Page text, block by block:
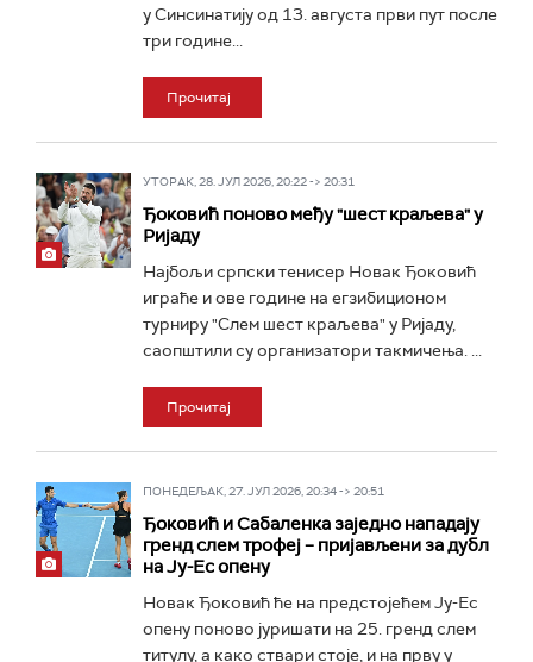
у Синсинатију од 13. августа први пут после
три године...
Прочитај
УТОРАК, 28. ЈУЛ 2026, 20:22 -> 20:31
Ђоковић поново међу "шест краљева" у
Ријаду
Најбољи српски тенисер Новак Ђоковић
играће и ове године на егзибиционом
турниру "Слем шест краљева" у Ријаду,
саопштили су организатори такмичења. ...
Прочитај
ПОНЕДЕЉАК, 27. ЈУЛ 2026, 20:34 -> 20:51
Ђоковић и Сабаленка заједно нападају
гренд слем трофеј – пријављени за дубл
на Ју-Ес опену
Новак Ђоковић ће на предстојећем Ју-Ес
опену поново јуришати на 25. гренд слем
титулу, а како ствари стоје, и на прву у